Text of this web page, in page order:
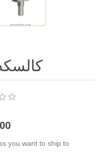
you want to ship to